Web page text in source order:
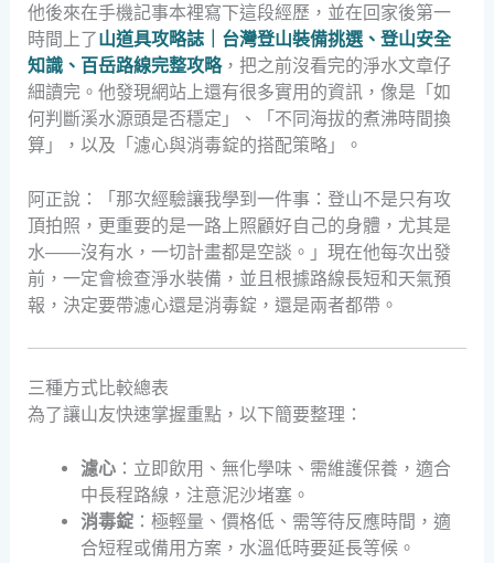
他後來在手機記事本裡寫下這段經歷，並在回家後第一
時間上了山道具攻略誌｜台灣登山裝備挑選、登山安全
知識、百岳路線完整攻略，把之前沒看完的淨水文章仔
細讀完。他發現網站上還有很多實用的資訊，像是「如
何判斷溪水源頭是否穩定」、「不同海拔的煮沸時間換
算」，以及「濾心與消毒錠的搭配策略」。
阿正說：「那次經驗讓我學到一件事：登山不是只有攻
頂拍照，更重要的是一路上照顧好自己的身體，尤其是
水——沒有水，一切計畫都是空談。」現在他每次出發
前，一定會檢查淨水裝備，並且根據路線長短和天氣預
報，決定要帶濾心還是消毒錠，還是兩者都帶。
三種方式比較總表
為了讓山友快速掌握重點，以下簡要整理：
濾心：立即飲用、無化學味、需維護保養，適合
中長程路線，注意泥沙堵塞。
消毒錠：極輕量、價格低、需等待反應時間，適
合短程或備用方案，水溫低時要延長等候。